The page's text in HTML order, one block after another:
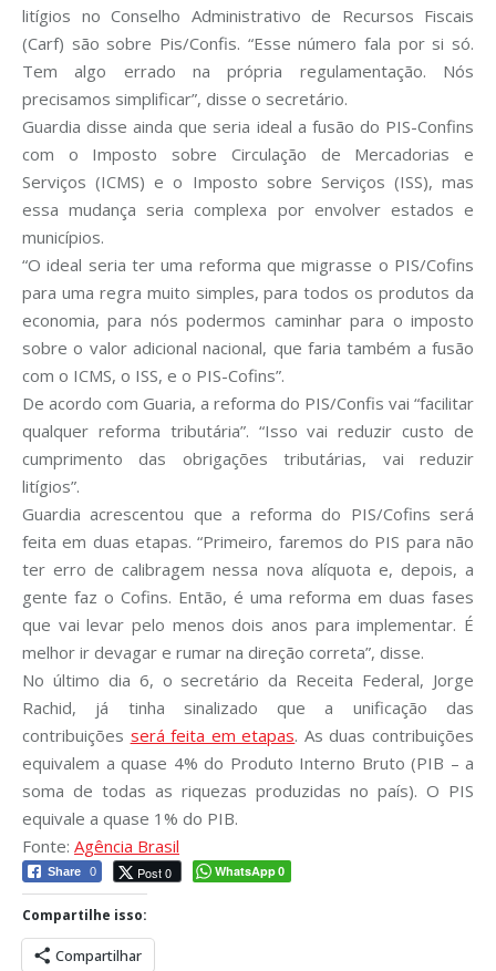
litígios no Conselho Administrativo de Recursos Fiscais
(Carf) são sobre Pis/Confis. “Esse número fala por si só.
Tem algo errado na própria regulamentação. Nós
precisamos simplificar”, disse o secretário.
Guardia disse ainda que seria ideal a fusão do PIS-Confins
com o Imposto sobre Circulação de Mercadorias e
Serviços (ICMS) e o Imposto sobre Serviços (ISS), mas
essa mudança seria complexa por envolver estados e
municípios.
“O ideal seria ter uma reforma que migrasse o PIS/Cofins
para uma regra muito simples, para todos os produtos da
economia, para nós podermos caminhar para o imposto
sobre o valor adicional nacional, que faria também a fusão
com o ICMS, o ISS, e o PIS-Cofins”.
De acordo com Guaria, a reforma do PIS/Confis vai “facilitar
qualquer reforma tributária”. “Isso vai reduzir custo de
cumprimento das obrigações tributárias, vai reduzir
litígios”.
Guardia acrescentou que a reforma do PIS/Cofins será
feita em duas etapas. “Primeiro, faremos do PIS para não
ter erro de calibragem nessa nova alíquota e, depois, a
gente faz o Cofins. Então, é uma reforma em duas fases
que vai levar pelo menos dois anos para implementar. É
melhor ir devagar e rumar na direção correta”, disse.
No último dia 6, o secretário da Receita Federal, Jorge
Rachid, já tinha sinalizado que a unificação das
contribuições será feita em etapas. As duas contribuições
equivalem a quase 4% do Produto Interno Bruto (PIB – a
soma de todas as riquezas produzidas no país). O PIS
equivale a quase 1% do PIB.
Fonte: Agência Brasil
Share 0 Post 0 WhatsApp0
Compartilhe isso:
Compartilhar